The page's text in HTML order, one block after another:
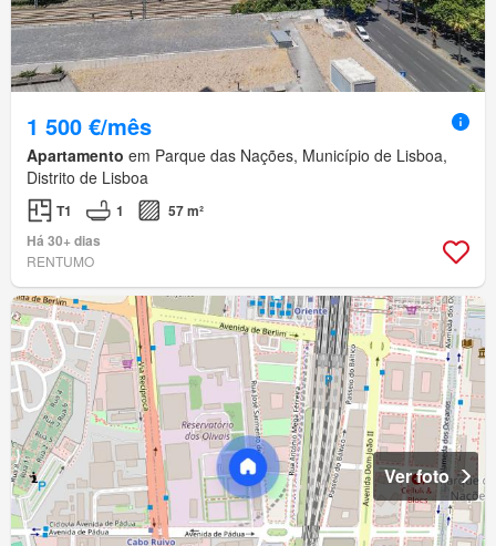
1 500 €/mês
Apartamento em Parque das Nações, Município de Lisboa,
Distrito de Lisboa
T1 1
57 m²
Há 30+ dias
RENTUMO
Ver foto